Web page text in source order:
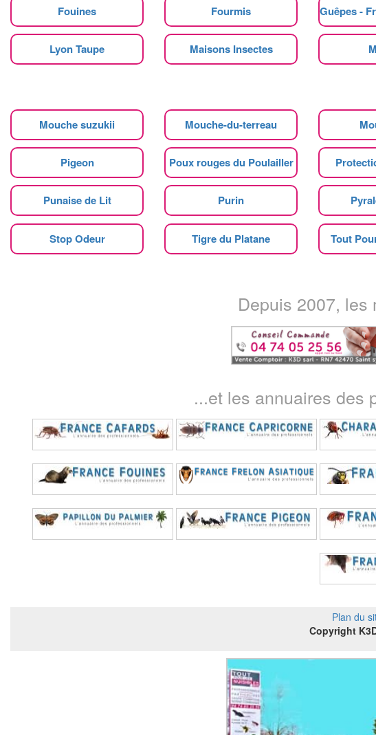
Fouines Fourmis Guêpes -
Lyon Taupe Maisons Insectes
Mouche suzukii Mouche-du-terreau
Pigeon Poux rouges du Poulailler
Punaise de Lit Purin
Stop Odeur Tigre du Platane Tout
Depuis 2007, les
...et les annuaires des
Plan du
Copyright